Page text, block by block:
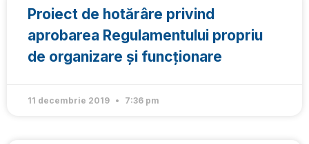
Proiect de hotărâre privind
aprobarea Regulamentului propriu
de organizare și funcţionare
11 decembrie 2019 7:36 pm